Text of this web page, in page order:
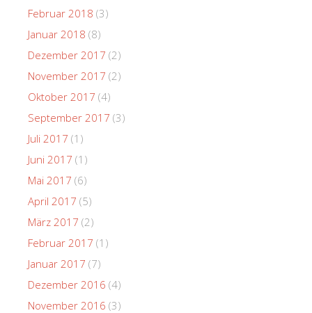
Februar 2018 (3)
Januar 2018 (8)
Dezember 2017 (2)
November 2017 (2)
Oktober 2017 (4)
September 2017 (3)
Juli 2017 (1)
Juni 2017 (1)
Mai 2017 (6)
April 2017 (5)
März 2017 (2)
Februar 2017 (1)
Januar 2017 (7)
Dezember 2016 (4)
November 2016 (3)